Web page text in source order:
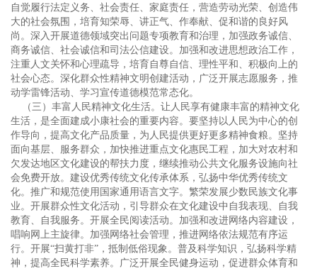
自觉履行法定义务、社会责任、家庭责任，营造劳动光荣、创造伟
大的社会氛围，培育知荣辱、讲正气、作奉献、促和谐的良好风
尚。深入开展道德领域突出问题专项教育和治理，加强政务诚信、
商务诚信、社会诚信和司法公信建设。加强和改进思想政治工作，
注重人文关怀和心理疏导，培育自尊自信、理性平和、积极向上的
社会心态。深化群众性精神文明创建活动，广泛开展志愿服务，推
动学雷锋活动、学习宣传道德模范常态化。
（三）丰富人民精神文化生活。让人民享有健康丰富的精神文化
生活，是全面建成小康社会的重要内容。要坚持以人民为中心的创
作导向，提高文化产品质量，为人民提供更好更多精神食粮。坚持
面向基层、服务群众，加快推进重点文化惠民工程，加大对农村和
欠发达地区文化建设的帮扶力度，继续推动公共文化服务设施向社
会免费开放。建设优秀传统文化传承体系，弘扬中华优秀传统文
化。推广和规范使用国家通用语言文字。繁荣发展少数民族文化事
业。开展群众性文化活动，引导群众在文化建设中自我表现、自我
教育、自我服务。开展全民阅读活动。加强和改进网络内容建设，
唱响网上主旋律。加强网络社会管理，推进网络依法规范有序运
行。开展“扫黄打非”，抵制低俗现象。普及科学知识，弘扬科学精
神，提高全民科学素养。广泛开展全民健身运动，促进群众体育和